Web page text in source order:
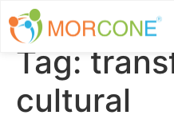
Tag:
cultural